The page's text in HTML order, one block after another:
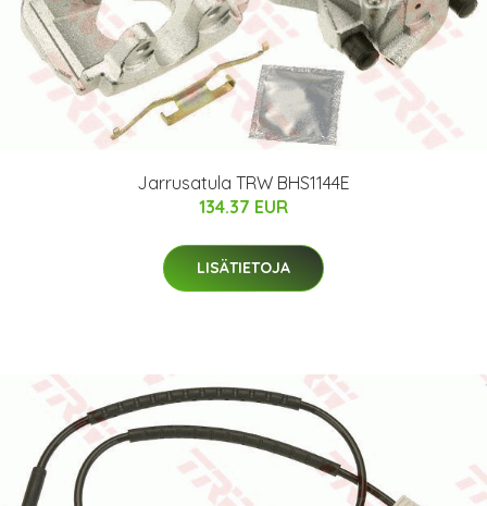
Jarrusatula TRW BHS1144E
134.37 EUR
LISÄTIETOJA